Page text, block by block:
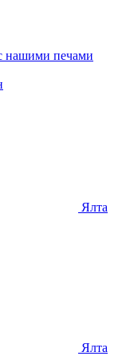
нашими печами
Ялта
Ялта